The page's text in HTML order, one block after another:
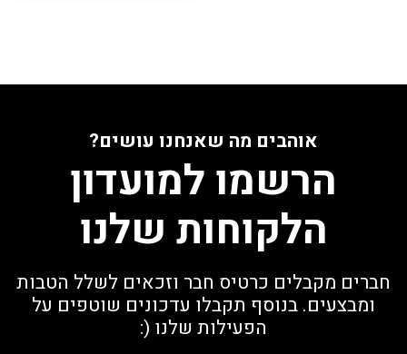
אוהבים מה שאנחנו עושים?
הרשמו למועדון
הלקוחות שלנו
חברים מקבלים כרטיס חבר וזכאים לשלל הטבות
ומבצעים. בנוסף תקבלו עדכונים שוטפים על
הפעילות שלנו (: